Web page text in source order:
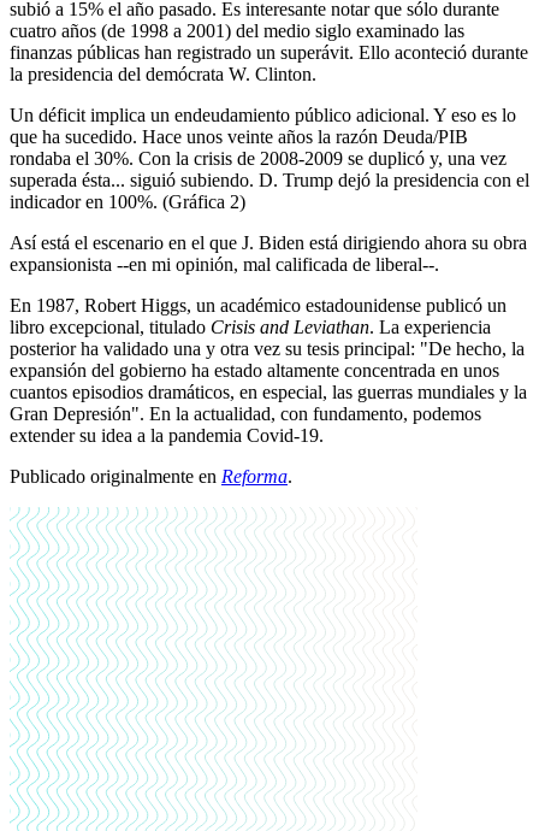
subió a 15% el año pasado. Es interesante notar que sólo durante
cuatro años (de 1998 a 2001) del medio siglo examinado las
finanzas públicas han registrado un superávit. Ello aconteció durante
la presidencia del demócrata W. Clinton.
Un déficit implica un endeudamiento público adicional. Y eso es lo
que ha sucedido. Hace unos veinte años la razón Deuda/PIB
rondaba el 30%. Con la crisis de 2008-2009 se duplicó y, una vez
superada ésta... siguió subiendo. D. Trump dejó la presidencia con el
indicador en 100%. (Gráfica 2)
Así está el escenario en el que J. Biden está dirigiendo ahora su obra
expansionista --en mi opinión, mal calificada de liberal--.
En 1987, Robert Higgs, un académico estadounidense publicó un
libro excepcional, titulado Crisis and Leviathan. La experiencia
posterior ha validado una y otra vez su tesis principal: "De hecho, la
expansión del gobierno ha estado altamente concentrada en unos
cuantos episodios dramáticos, en especial, las guerras mundiales y la
Gran Depresión". En la actualidad, con fundamento, podemos
extender su idea a la pandemia Covid-19.
Publicado originalmente en Reforma.